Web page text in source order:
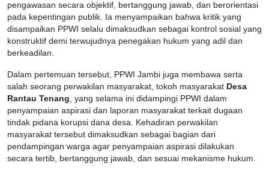
pengawasan secara objektif, bertanggung jawab, dan berorientasi
pada kepentingan publik. Ia menyampaikan bahwa kritik yang
disampaikan PPWI selalu dimaksudkan sebagai kontrol sosial yang
konstruktif demi terwujudnya penegakan hukum yang adil dan
berkeadilan.
Dalam pertemuan tersebut, PPWI Jambi juga membawa serta
salah seorang perwakilan masyarakat, tokoh masyarakat Desa
Rantau Tenang, yang selama ini didampingi PPWI dalam
penyampaian aspirasi dan laporan masyarakat terkait dugaan
tindak pidana korupsi dana desa. Kehadiran perwakilan
masyarakat tersebut dimaksudkan sebagai bagian dari
pendampingan warga agar penyampaian aspirasi dilakukan
secara tertib, bertanggung jawab, dan sesuai mekanisme hukum.